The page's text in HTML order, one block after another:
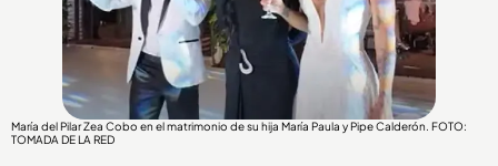
María del Pilar Zea Cobo en el matrimonio de su hija María Paula y Pipe Calderón. FOTO:
TOMADA DE LA RED